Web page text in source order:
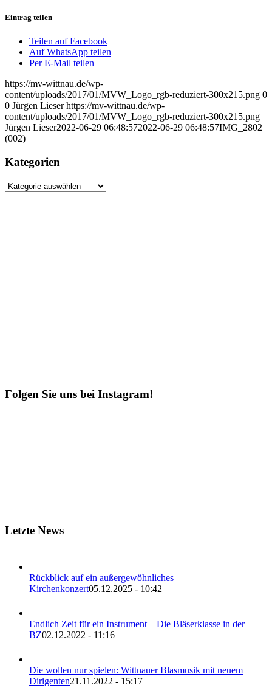
Eintrag teilen
Teilen auf Facebook
Auf WhatsApp teilen
Per E-Mail teilen
https://mv-wittnau.de/wp-
content/uploads/2017/01/MVW_Logo_rgb-reduziert-300x215.png 0
0 Jürgen Lieser https://mv-wittnau.de/wp-
content/uploads/2017/01/MVW_Logo_rgb-reduziert-300x215.png
Jürgen Lieser2022-06-29 06:48:572022-06-29 06:48:57IMG_2802
(002)
Kategorien
Kategorien
Folgen Sie uns bei Instagram!
Letzte News
Rückblick auf ein außergewöhnliches
Kirchenkonzert05.12.2025 - 10:42
Endlich Zeit für ein Instrument – Die Bläserklasse in der
BZ02.12.2022 - 11:16
Die wollen nur spielen: Wittnauer Blasmusik mit neuem
Dirigenten21.11.2022 - 15:17